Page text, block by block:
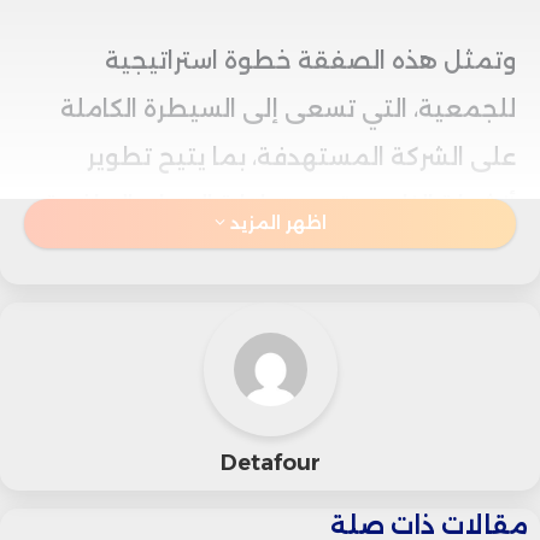
وتمثل هذه الصفقة خطوة استراتيجية
للجمعية، التي تسعى إلى السيطرة الكاملة
على الشركة المستهدفة، بما يتيح تطوير
أنشطة النادي وتحسين إدارة الموارد الرياضية.
العملية لا تمثل أي تهديد لمبدأ المنافسة
العادلة في السوق، وأنها تتوافق مع القوانين
ودعا المجلس جميع الأطراف المعنية إلى
اظهر المزيد
Detafour
مقالات ذات صلة